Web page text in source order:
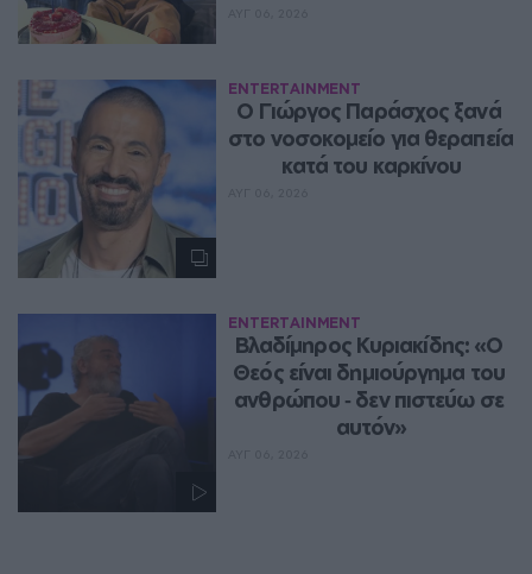
ENTERTAINMENT
O Γιώργος Παράσχος ξανά
στο νοσοκομείο για θεραπεία
κατά του καρκίνου
ENTERTAINMENT
Βλαδίμηρος Κυριακίδης: «Ο
Θεός είναι δημιούργημα του
ανθρώπου ‑ δεν πιστεύω σε
αυτόν»